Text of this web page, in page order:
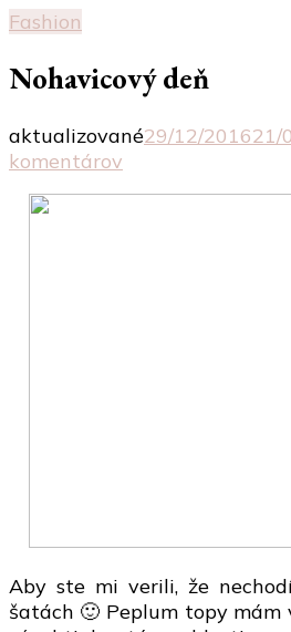
Fashion
Nohavicový deň
aktualizované29/12/201621/
komentárov
Aby ste mi verili, že
šatách 🙂 Peplum topy mám